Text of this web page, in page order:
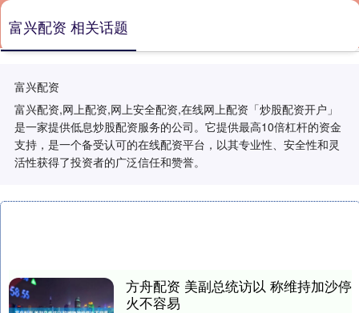
富兴配资
富兴配资,网上配资,网上安全配资,在线网上配资「炒股配资开户」
是一家提供低息炒股配资服务的公司。它提供最高10倍杠杆的资金
支持，是一个备受认可的在线配资平台，以其专业性、安全性和灵
活性获得了投资者的广泛信任和赞誉。
富兴配资 相关话题
方舟配资 美副总统访以 称维持加沙停
火不容易